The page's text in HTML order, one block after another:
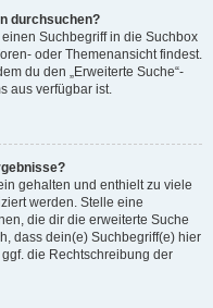
durchsuchen?
Suchbegriff in die Suchbox
oder Themenansicht findest.
du den „Erweiterte Suche“-
aus verfügbar ist.
gehalten und enthielt zu viele
werden. Stelle eine
die dir die erweiterte Suche
dass dein(e) Suchbegriff(e) hier
die Rechtschreibung der